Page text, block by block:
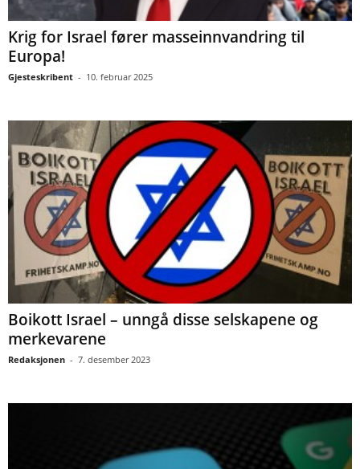
Krig for Israel fører masseinnvandring til
Europa!
Gjesteskribent - 10. februar 2025
Boikott Israel – unngå disse selskapene og
merkevarene
Redaksjonen - 7. desember 2023